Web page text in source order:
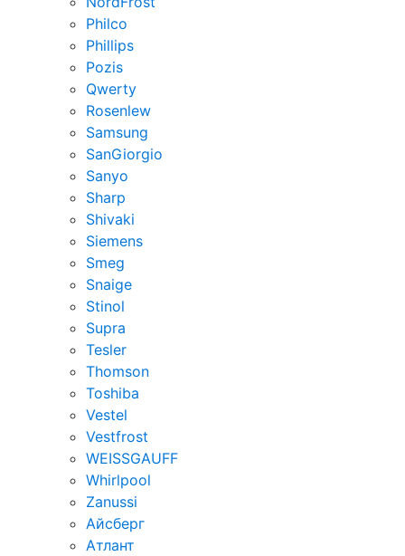
Philco
Phillips
Pozis
Qwerty
Rosenlew
Samsung
SanGiorgio
Sanyo
Sharp
Shivaki
Siemens
Smeg
Snaige
Stinol
Supra
Tesler
Thomson
Toshiba
Vestel
Vestfrost
WEISSGAUFF
Whirlpool
Zanussi
Айсберг
Атлант